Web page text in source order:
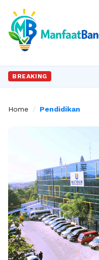
BREAKING
Home / Pendidikan